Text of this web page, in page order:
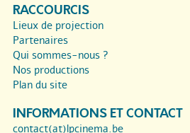
RACCOURCIS
Lieux de projection
Partenaires
Qui sommes-nous ?
Nos productions
Plan du site
INFORMATIONS ET CONTACT
contact(at)lpcinema.be